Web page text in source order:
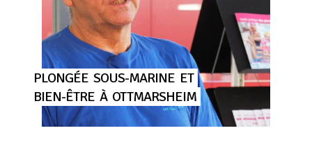
PLONGÉE SOUS-MARINE ET
BIEN-ÊTRE À OTTMARSHEIM